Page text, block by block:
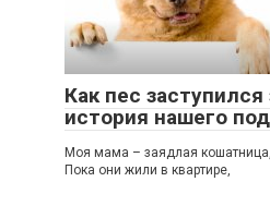
Как пес заступился
история нашего
Моя мама – заядлая
Пока они жили в квартире,